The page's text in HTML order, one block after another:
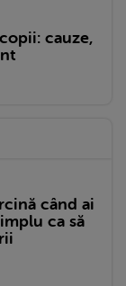
cauze,
când ai
ca să